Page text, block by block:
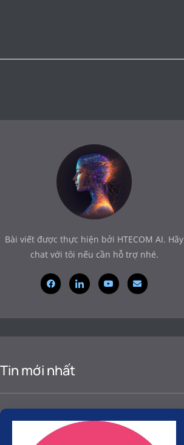
Bài viết được thực hiện bởi HTECOM AI. Hãy
chat với tôi nếu cần hỗ trợ nhé.
Tin mới nhất